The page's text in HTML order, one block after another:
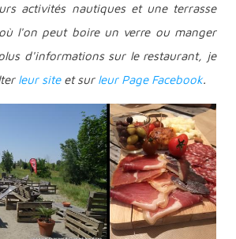
activités nautiques et une terrasse
l'on peut boire un verre ou manger
d'informations sur le restaurant, je
leur siteet sur leur Page Facebook.